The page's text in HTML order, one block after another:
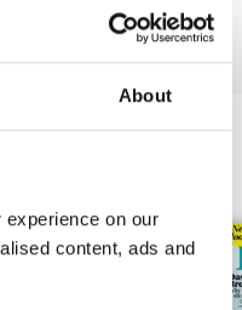
About
on our
content, ads and
you are, on